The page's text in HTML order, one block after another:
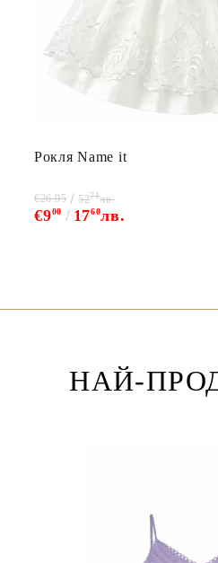
Рокля Name it
€900 1760лв.
€26.95 5271лв.
НАЙ-